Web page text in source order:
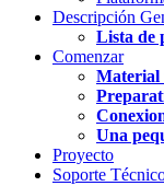
Descripción
Lista de
Comenzar
Material
Una
Proyecto
Soporte